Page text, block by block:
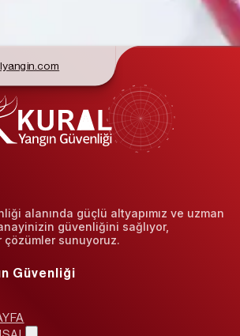
alanında güçlü altyapımız ve uzman
güvenliğini sağlıyor,
çözümler sunuyoruz.
Güvenliği